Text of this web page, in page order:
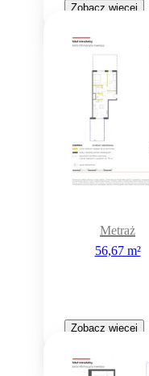
Zobacz więcej
Metraż
56,67 m²
Zobacz więcej